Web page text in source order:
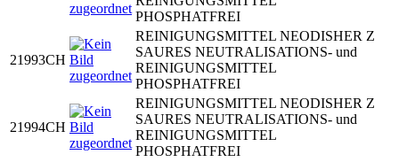
PHOSPHATFREI
21993CH
REINIGUNGSMITTEL NEODISHER Z
SAURES NEUTRALISATIONS- und
REINIGUNGSMITTEL
PHOSPHATFREI
21994CH
REINIGUNGSMITTEL NEODISHER Z
SAURES NEUTRALISATIONS- und
REINIGUNGSMITTEL
PHOSPHATFREI